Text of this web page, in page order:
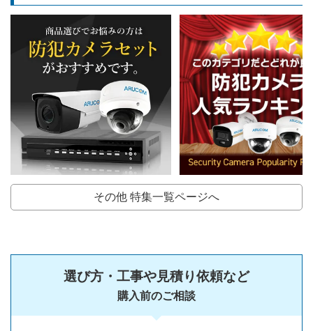
その他 特集一覧ページへ
選び方・工事や見積り依頼など
購入前のご相談